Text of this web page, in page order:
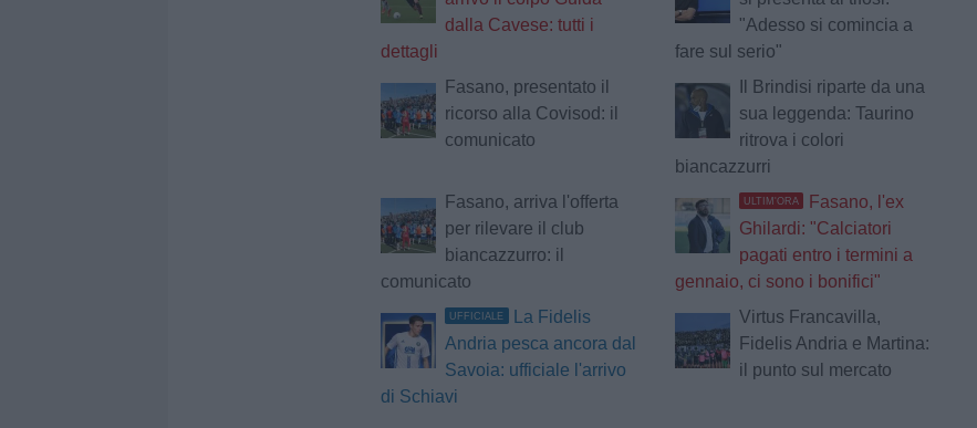
dalla Cavese: tutti i
dettagli
"Adesso si comincia a
fare sul serio"
Fasano, presentato il
ricorso alla Covisod: il
comunicato
Il Brindisi riparte da una
sua leggenda: Taurino
ritrova i colori
biancazzurri
Fasano, arriva l'offerta
per rilevare il club
biancazzurro: il
comunicato
ULTIM'ORA
Fasano, l'ex
Ghilardi: "Calciatori
pagati entro i termini a
gennaio, ci sono i bonifici"
UFFICIALE
La Fidelis
Andria pesca ancora dal
Savoia: ufficiale l'arrivo
di Schiavi
Virtus Francavilla,
Fidelis Andria e Martina:
il punto sul mercato